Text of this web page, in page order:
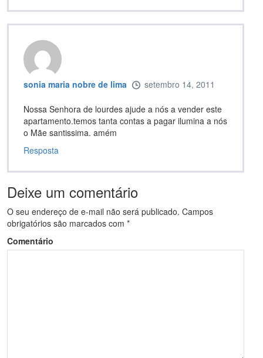
sonia maria nobre de lima setembro 14, 2011
Nossa Senhora de lourdes ajude a nós a vender este
apartamento.temos tanta contas a pagar ilumina a nós
o Mãe santissima. amém
Resposta
Deixe um comentário
O seu endereço de e-mail não será publicado. Campos
obrigatórios são marcados com *
Comentário